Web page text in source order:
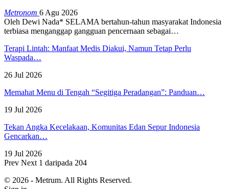
Metronom 6 Agu 2026
Oleh Dewi Nada* SELAMA bertahun-tahun masyarakat Indonesia
terbiasa menganggap gangguan pencernaan sebagai…
Terapi Lintah: Manfaat Medis Diakui, Namun Tetap Perlu
Waspada…
26 Jul 2026
Memahat Menu di Tengah “Segitiga Peradangan”: Panduan…
19 Jul 2026
Tekan Angka Kecelakaan, Komunitas Edan Sepur Indonesia
Gencarkan…
19 Jul 2026
Prev Next 1 daripada 204
© 2026 - Metrum. All Rights Reserved.